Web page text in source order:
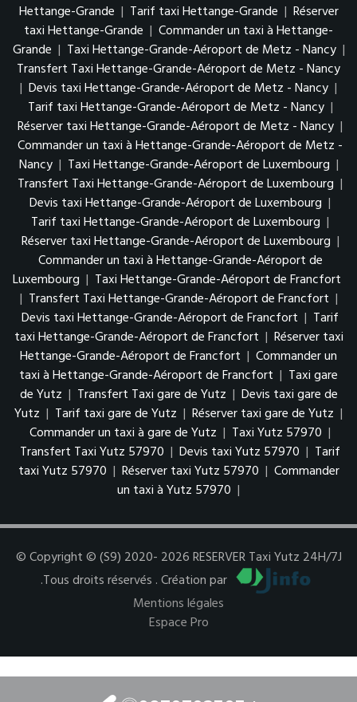
Hettange-Grande | Tarif taxi Hettange-Grande | Réserver
taxi Hettange-Grande | Commander un taxi à Hettange-
Grande | Taxi Hettange-Grande-Aéroport de Metz - Nancy |
Transfert Taxi Hettange-Grande-Aéroport de Metz - Nancy
| Devis taxi Hettange-Grande-Aéroport de Metz - Nancy |
Tarif taxi Hettange-Grande-Aéroport de Metz - Nancy |
Réserver taxi Hettange-Grande-Aéroport de Metz - Nancy |
Commander un taxi à Hettange-Grande-Aéroport de Metz -
Nancy | Taxi Hettange-Grande-Aéroport de Luxembourg |
Transfert Taxi Hettange-Grande-Aéroport de Luxembourg |
Devis taxi Hettange-Grande-Aéroport de Luxembourg |
Tarif taxi Hettange-Grande-Aéroport de Luxembourg |
Réserver taxi Hettange-Grande-Aéroport de Luxembourg |
Commander un taxi à Hettange-Grande-Aéroport de
Luxembourg | Taxi Hettange-Grande-Aéroport de Francfort
| Transfert Taxi Hettange-Grande-Aéroport de Francfort |
Devis taxi Hettange-Grande-Aéroport de Francfort | Tarif
taxi Hettange-Grande-Aéroport de Francfort | Réserver taxi
Hettange-Grande-Aéroport de Francfort | Commander un
taxi à Hettange-Grande-Aéroport de Francfort | Taxi gare
de Yutz | Transfert Taxi gare de Yutz | Devis taxi gare de
Yutz | Tarif taxi gare de Yutz | Réserver taxi gare de Yutz |
Commander un taxi à gare de Yutz | Taxi Yutz 57970 |
Transfert Taxi Yutz 57970 | Devis taxi Yutz 57970 | Tarif
taxi Yutz 57970 | Réserver taxi Yutz 57970 | Commander
un taxi à Yutz 57970 |
© Copyright © (S9) 2020- 2026 RESERVER Taxi Yutz 24H/7J
.Tous droits réservés . Création par
Mentions légales
Espace Pro